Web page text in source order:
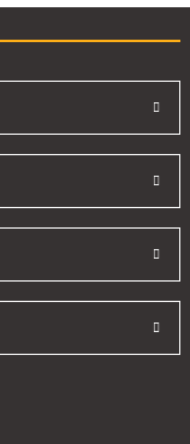
formunu